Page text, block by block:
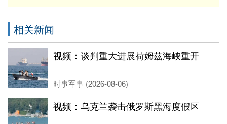
相关新闻
视频：谈判重大进展荷姆茲海峽重开
时事军事 (2026-08-06)
视频：乌克兰袭击俄罗斯黑海度假区